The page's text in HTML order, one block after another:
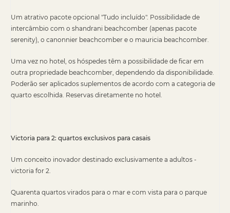
Um atrativo pacote opcional "Tudo incluído". Possibilidade de
intercâmbio com o shandrani beachcomber (apenas pacote
serenity), o canonnier beachcomber e o mauricia beachcomber.
Uma vez no hotel, os hóspedes têm a possibilidade de ficar em
outra propriedade beachcomber, dependendo da disponibilidade.
Poderão ser aplicados suplementos de acordo com a categoria de
quarto escolhida. Reservas diretamente no hotel.
Victoria para 2: quartos exclusivos para casais
Um conceito inovador destinado exclusivamente a adultos -
victoria for 2.
Quarenta quartos virados para o mar e com vista para o parque
marinho.